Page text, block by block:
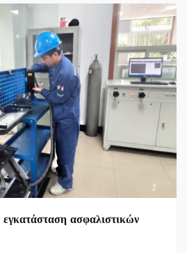
εγκατάσταση ασφαλιστικών